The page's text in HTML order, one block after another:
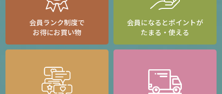
会員ランク制度で
お得にお買い物
会員になるとポイントが
たまる・使える